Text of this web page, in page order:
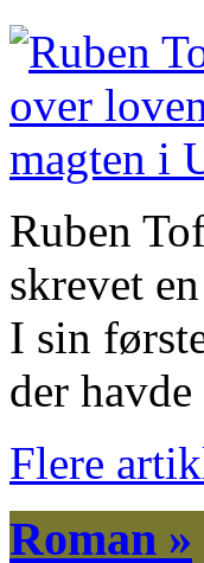
Ruben
skrevet
I sin
der
Flere
Roman »